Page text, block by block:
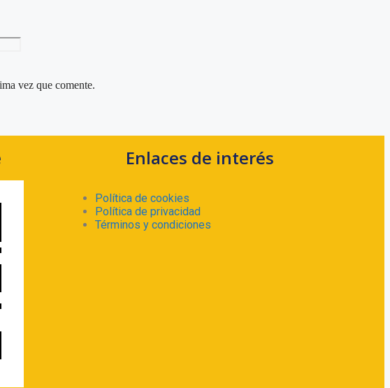
vez que comente.
Enlaces de interés
Política de cookies
Política de privacidad
Términos y condiciones